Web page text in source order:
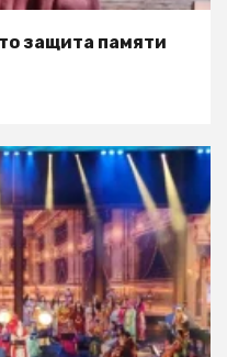
защита памяти